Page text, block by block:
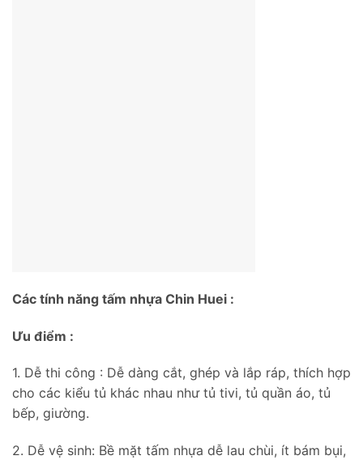
Các tính năng tấm nhựa Chin Huei :
Ưu điểm :
1. Dễ thi công : Dễ dàng cắt, ghép và lắp ráp, thích hợp
cho các kiểu tủ khác nhau như tủ tivi, tủ quần áo, tủ
bếp, giường.
2. Dễ vệ sinh: Bề mặt tấm nhựa dễ lau chùi, ít bám bụi,